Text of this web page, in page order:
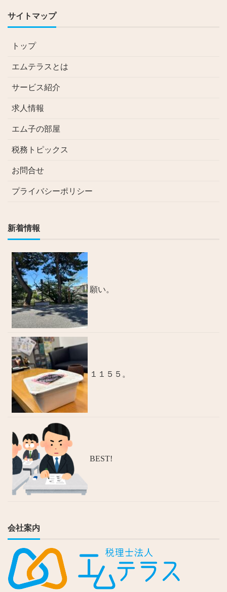
サイトマップ
トップ
エムテラスとは
サービス紹介
求人情報
エム子の部屋
税務トピックス
お問合せ
プライバシーポリシー
新着情報
願い。
１１５５。
BEST!
会社案内